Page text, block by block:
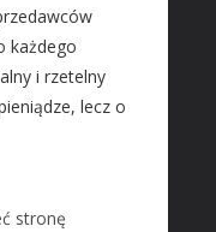
każdego
i rzetelny
lecz o
stronę